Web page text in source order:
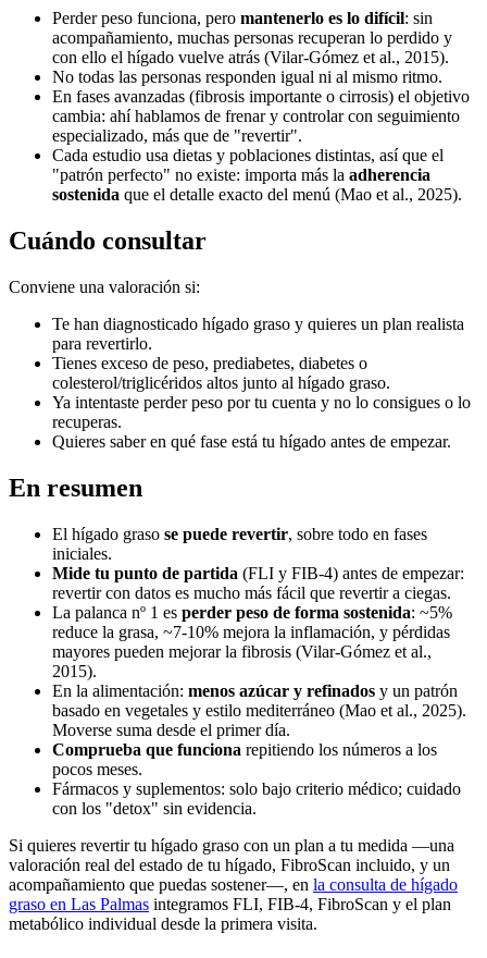
Perder peso funciona, pero mantenerlo es lo difícil: sin
acompañamiento, muchas personas recuperan lo perdido y
con ello el hígado vuelve atrás (Vilar-Gómez et al., 2015).
No todas las personas responden igual ni al mismo ritmo.
En fases avanzadas (fibrosis importante o cirrosis) el objetivo
cambia: ahí hablamos de frenar y controlar con seguimiento
especializado, más que de "revertir".
Cada estudio usa dietas y poblaciones distintas, así que el
"patrón perfecto" no existe: importa más la adherencia
sostenida que el detalle exacto del menú (Mao et al., 2025).
Cuándo consultar
Conviene una valoración si:
Te han diagnosticado hígado graso y quieres un plan realista
para revertirlo.
Tienes exceso de peso, prediabetes, diabetes o
colesterol/triglicéridos altos junto al hígado graso.
Ya intentaste perder peso por tu cuenta y no lo consigues o lo
recuperas.
Quieres saber en qué fase está tu hígado antes de empezar.
En resumen
El hígado graso se puede revertir, sobre todo en fases
iniciales.
Mide tu punto de partida (FLI y FIB-4) antes de empezar:
revertir con datos es mucho más fácil que revertir a ciegas.
La palanca nº 1 es perder peso de forma sostenida: ~5%
reduce la grasa, ~7-10% mejora la inflamación, y pérdidas
mayores pueden mejorar la fibrosis (Vilar-Gómez et al.,
2015).
En la alimentación: menos azúcar y refinados y un patrón
basado en vegetales y estilo mediterráneo (Mao et al., 2025).
Moverse suma desde el primer día.
Comprueba que funciona repitiendo los números a los
pocos meses.
Fármacos y suplementos: solo bajo criterio médico; cuidado
con los "detox" sin evidencia.
Si quieres revertir tu hígado graso con un plan a tu medida —una
valoración real del estado de tu hígado, FibroScan incluido, y un
acompañamiento que puedas sostener—, en la consulta de hígado
graso en Las Palmas integramos FLI, FIB-4, FibroScan y el plan
metabólico individual desde la primera visita.